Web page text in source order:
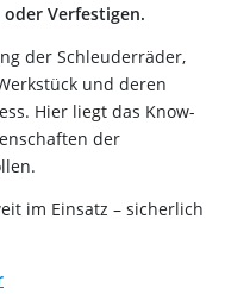
Verfestigen.
der Schleuderräder,
und deren
Hier liegt das Know-
der
im Einsatz – sicherlich